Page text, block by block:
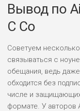
Вывод по
C Co
Советуем
связываться с
обещания, ведь
обходится без
числе и
формате. У авторов